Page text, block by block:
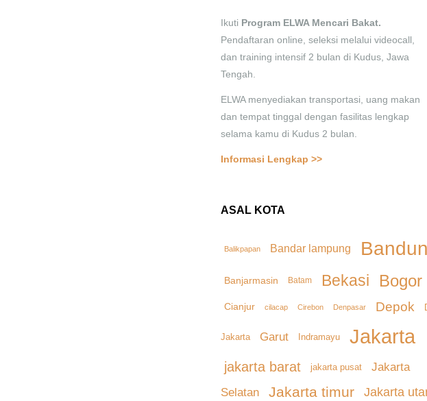
Ikuti Program ELWA Mencari Bakat.
Pendaftaran online, seleksi melalui videocall,
dan training intensif 2 bulan di Kudus, Jawa
Tengah.
ELWA menyediakan transportasi, uang makan
dan tempat tinggal dengan fasilitas lengkap
selama kamu di Kudus 2 bulan.
Informasi Lengkap >>
ASAL KOTA
Balikpapan Bandar lampung
Banjarmasin Batam Bekasi Bogor
Cianjur cilacap Cirebon Denpasar Depok
Jakarta Garut Indramayu Jakarta
jakarta barat jakarta pusat
Jakarta
Selatan
Jakarta timur Jakarta